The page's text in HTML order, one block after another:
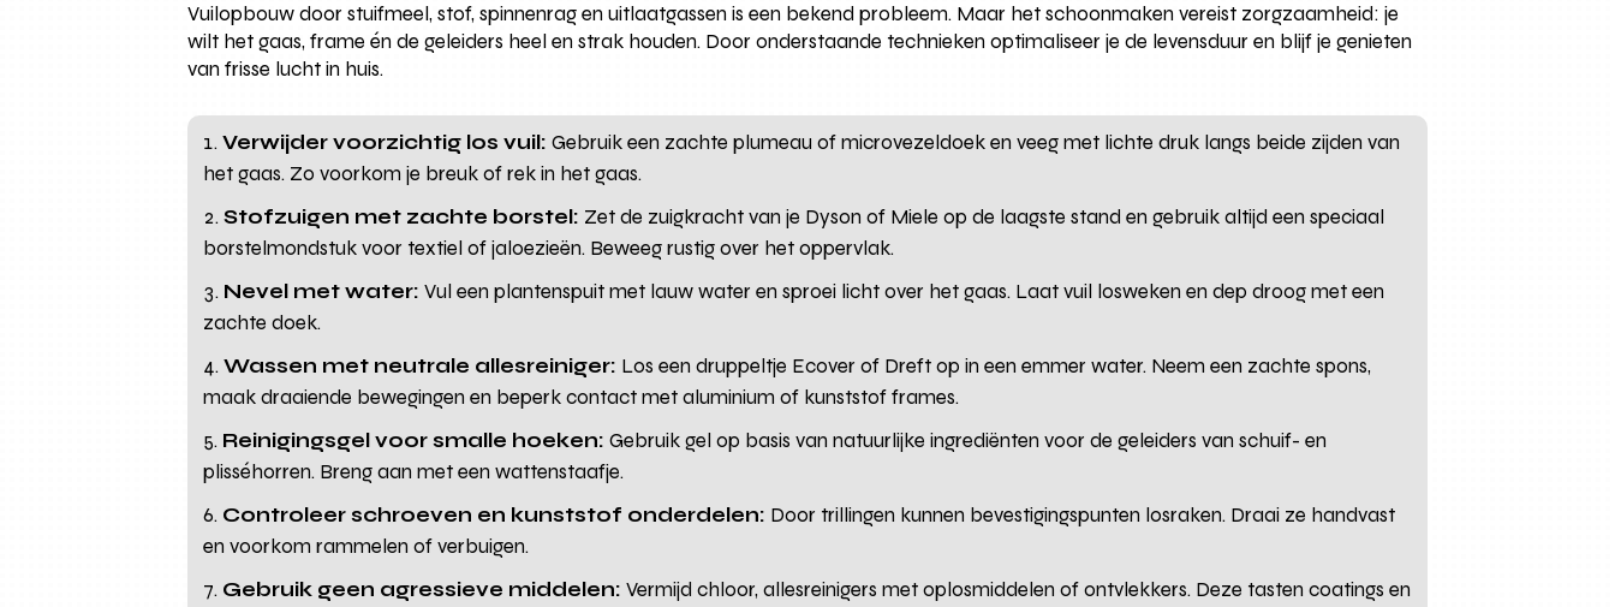
Vuilopbouw door stuifmeel, stof, spinnenrag en uitlaatgassen is een bekend probleem. Maar het schoonmaken vereist zorgzaamheid: je
wilt het gaas, frame én de geleiders heel en strak houden. Door onderstaande technieken optimaliseer je de levensduur en blijf je genieten
van frisse lucht in huis.
Verwijder voorzichtig los vuil: Gebruik een zachte plumeau of microvezeldoek en veeg met lichte druk langs beide zijden van
het gaas. Zo voorkom je breuk of rek in het gaas.
Stofzuigen met zachte borstel: Zet de zuigkracht van je Dyson of Miele op de laagste stand en gebruik altijd een speciaal
borstelmondstuk voor textiel of jaloezieën. Beweeg rustig over het oppervlak.
Nevel met water: Vul een plantenspuit met lauw water en sproei licht over het gaas. Laat vuil losweken en dep droog met een
zachte doek.
Wassen met neutrale allesreiniger: Los een druppeltje Ecover of Dreft op in een emmer water. Neem een zachte spons,
maak draaiende bewegingen en beperk contact met aluminium of kunststof frames.
Reinigingsgel voor smalle hoeken: Gebruik gel op basis van natuurlijke ingrediënten voor de geleiders van schuif- en
plisséhorren. Breng aan met een wattenstaafje.
Controleer schroeven en kunststof onderdelen: Door trillingen kunnen bevestigingspunten losraken. Draai ze handvast
en voorkom rammelen of verbuigen.
Gebruik geen agressieve middelen: Vermijd chloor, allesreinigers met oplosmiddelen of ontvlekkers. Deze tasten coatings en